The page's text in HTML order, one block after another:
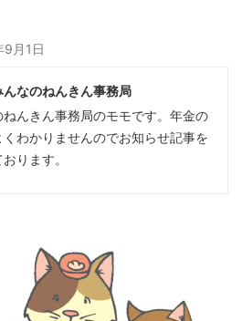
月1日
んなのねんきん事務局
ねんきん事務局のモモです。年金の
くわかりませんのでお知らせ記事を
ります。